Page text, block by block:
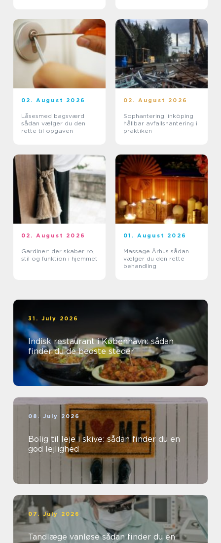
02. August 2026
Låsesmed bagsværd
sådan vælger du den
rette til opgaven
02. August 2026
Sophantering linköping
hållbar avfallshantering i
praktiken
02. August 2026
Gardiner: der skaber ro,
stil og funktion i hjemmet
01. August 2026
Massage Århus sådan
vælger du den rette
behandling
31. July 2026
Indisk restaurant i København: sådan
finder du de bedste steder
08. July 2026
Bolig til leje i skive: sådan finder du en
god lejlighed
07. July 2026
Tandlæge vanløse sådan finder du en